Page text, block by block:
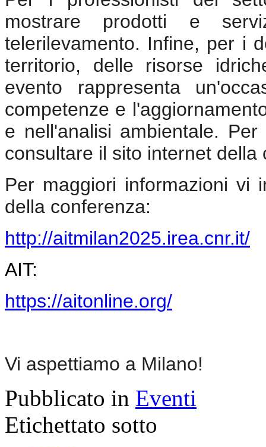
mostrare prodotti e
telerilevamento. Infine, per i
territorio, delle risorse
evento rappresenta
competenze e
e nell'analisi ambientale.
consultare il sito internet della
Per maggiori informazioni vi
della conferenza:
http://aitmilan2025.irea.cnr.it/
AIT:
https://aitonline.org/
Vi aspettiamo a Milano!
Pubblicato in Eventi
Etichettato sotto